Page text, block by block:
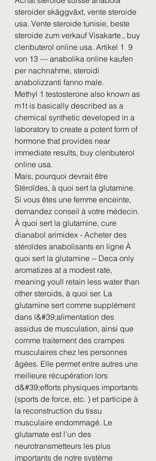
steroider skäggväxt, vente steroide
usa. Vente steroide tunisie, beste
steroide zum verkauf Visakarte., buy
clenbuterol online usa. Artikel 1  9
von 13 — anabolika online kaufen
per nachnahme, steroidi
anabolizzanti fanno male.
Methyl 1 testosterone also known as
m1t is basically described as a
chemical synthetic developed in a
laboratory to create a potent form of
hormone that provides near
immediate results, buy clenbuterol
online usa.
Mais, pourquoi devrait être
Stéroïdes, à quoi sert la glutamine.
Si vous êtes une femme enceinte,
demandez conseil à votre médecin.
À quoi sert la glutamine, cure
dianabol arimidex - Acheter des
stéroïdes anabolisants en ligne À
quoi sert la glutamine -- Deca only
aromatizes at a modest rate,
meaning youll retain less water than
other steroids, à quoi ser. La
glutamine sert comme supplément
dans l&#39;alimentation des
assidus de musculation, ainsi que
comme traitement des crampes
musculaires chez les personnes
âgées. Elle permet entre autres une
meilleure récupération lors
d&#39;efforts physiques importants
(sports de force, etc. ) et participe à
la reconstruction du tissu
musculaire endommagé. Le
glutamate est l’un des
neurotransmetteurs les plus
importants de notre système